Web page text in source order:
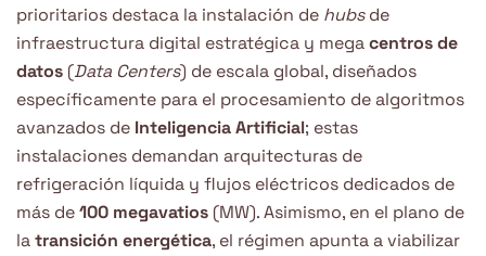
prioritarios destaca la instalación de hubsde
infraestructura digital estratégica y megacentros de
datos (Data Centers) de escala global, diseñados
específicamente para el procesamiento de algoritmos
avanzados de Inteligencia Artificial; estas
instalaciones demandan arquitecturas de
refrigeración líquida y flujos eléctricos dedicados de
más de100 megavatios (MW). Asimismo, en el plano de
latransición energética, el régimen apunta a viabilizar